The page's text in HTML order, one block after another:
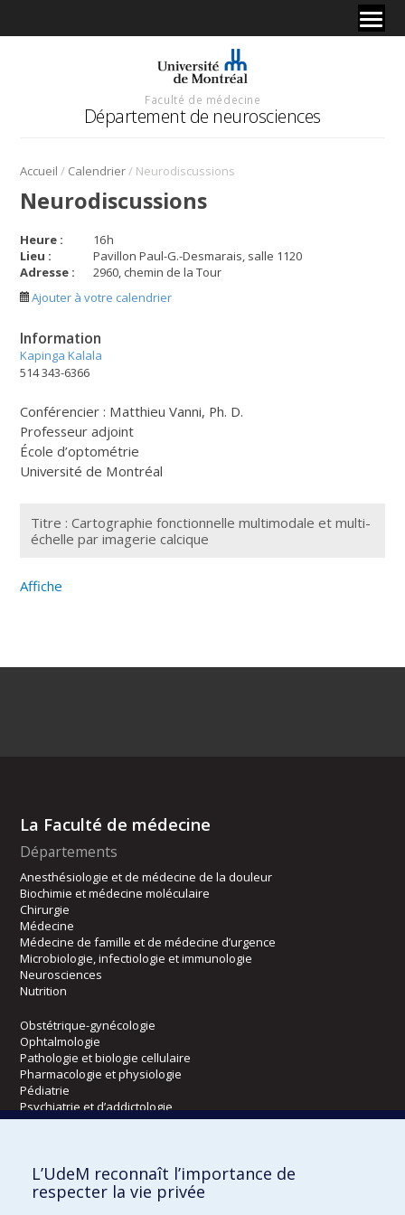
Faculté de médecine
Département de neurosciences
Accueil / Calendrier/ Neurodiscussions
Neurodiscussions
Heure : 16h
Lieu :
Pavillon Paul-G.-Desmarais, salle 1120
Adresse :
2960, chemin de la Tour
Ajouter à votre calendrier
Information
Kapinga Kalala
514 343-6366
Conférencier : Matthieu Vanni, Ph. D.
Professeur adjoint
École d’optométrie
Université de Montréal
Titre : Cartographie fonctionnelle multimodale et multi-
échelle par imagerie calcique
Affiche
La Faculté de médecine
Départements
Anesthésiologie et de médecine de la douleur
Biochimie et médecine moléculaire
Chirurgie
Médecine
Médecine de famille et de médecine d’urgence
Microbiologie, infectiologie et immunologie
Neurosciences
Nutrition
Obstétrique-gynécologie
Ophtalmologie
Pathologie et biologie cellulaire
Pharmacologie et physiologie
Pédiatrie
Psychiatrie et d’addictologie
Radiologie, radio-oncologie et médecine nucléaire
Écoles
L’UdeM reconnaît l’importance de
respecter la vie privée